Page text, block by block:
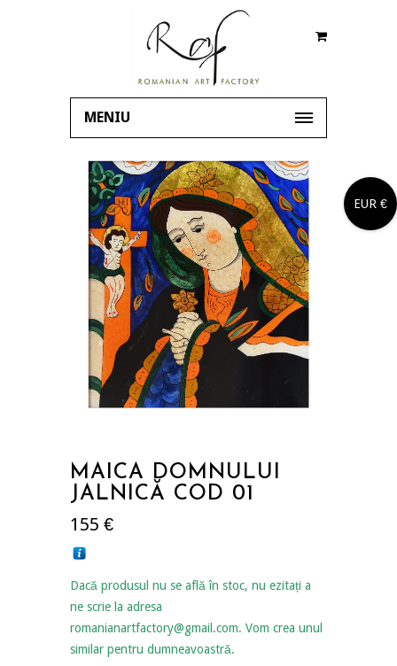
MENIU
MAICA DOMNULUI
JALNICĂ COD 01
155 €
Dacă produsul nu se află în stoc, nu ezitați a
ne scrie la adresa
romanianartfactory@gmail.com. Vom crea unul
similar pentru dumneavoastră.
EUR €